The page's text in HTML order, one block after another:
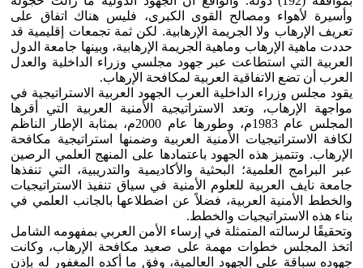
وأسيرة لأهواء ومصالح القوى الكبرى، فليس هناك اتفاق على
تعريف الإرهاب ولا الجريمة الإرهابية. لكن ثمة تجمعات إقليمية قد
حددت ماهية الإرهاب وماهية الجريمة الإرهابية، وبينها جامعة الدول
العربية التي استطاعت عبر جهود مجلسي وزراء الداخلية والعدل
العرب أن تضع الاتفاقية العربية لمكافحة الإرهاب.
يقود مجلس وزراء الداخلية العرب الجهود العربية الاستراتيجية في
مواجهة الإرهاب، وتعد الاستراتيجية الأمنية العربية التي أقرها
المجلس عام 1983م، وطورها عام 2000م، بمثابة الإطار الناظم
لكافة الاستراتيجيات الأمنية العربية وضمنها استراتيجية مكافحة
الإرهاب. وتتميز هذه الجهود باعتمادها على المنهج العلمي الرصين
عبر البرامج العلمية؛ البحثية والأكاديمية والتدريبية، التي تنفذها
جامعة نايف العربية للعلوم الأمنية في سياق تنفيذ الاستراتيجيات
والخطط الأمنية العربية، فضلاً عن اضطلاعها بالجانب العلمي في
بناء هذه الاستراتيجيات والخطط.
وتحقيقًا لرسالته المتمثلة في إرساء الأمن العربي بمفهومه الشامل
اتخذ المجلس خطوات مهمة على صعيد مكافحة الإرهاب، وكانت
جهوده سباقة على الجهود العالمية، وفق ما أكده المغفور له بإذن